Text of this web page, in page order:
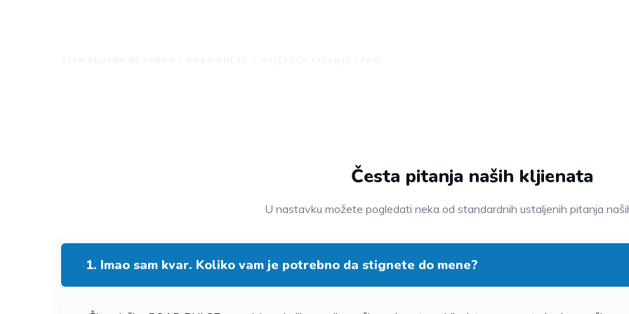
Česta pitanja naših kljienata
U nastavku možete pogledati neka od standardnih ustaljenih pitanja
1. Imao sam kvar. Koliko vam je potrebno da stignete do mene?